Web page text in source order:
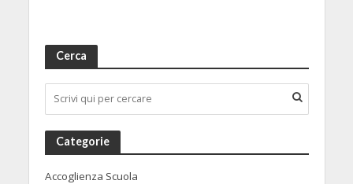
Cerca
Categorie
Accoglienza Scuola